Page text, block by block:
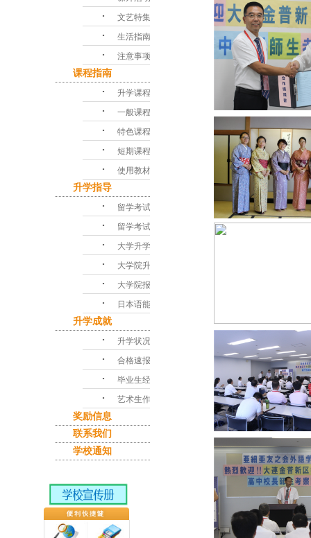
･ 文艺特集
･ 生活指南
･ 注意事项
课程指南
･ 升学课程
･ 一般课程
･ 特色课程
･ 短期课程
･ 使用教材
升学指导
･ 留学考试对策
･ 留学考试问答
･ 大学升学指导
･ 大学院升学课程
･ 大学院报考指南
･ 日本语能力考试
升学成就
･ 升学状况
･ 合格速报
･ 毕业生经验谈
･ 艺术生作品集
奖励信息
联系我们
学校通知